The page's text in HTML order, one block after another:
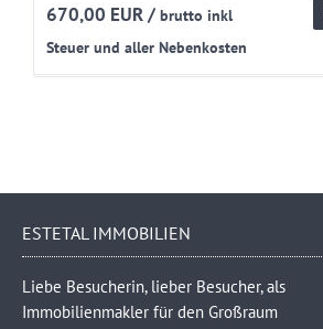
670,00 EUR / brutto inkl
Steuer und aller Nebenkosten
ESTETAL IMMOBILIEN
Liebe Besucherin, lieber Besucher, als
Immobilienmakler für den Großraum